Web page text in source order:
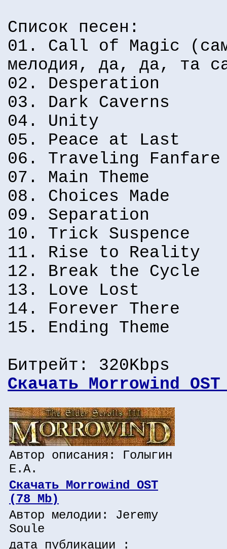
Список песен:
01. Call of Magic
мелодия, да, да, та
02. Desperation
03. Dark Caverns
04. Unity
05. Peace at Last
06. Traveling Fanfare
07. Main Theme
08. Choices Made
09. Separation
10. Trick Suspence
11. Rise to Reality
12. Break the Cycle
13. Love Lost
14. Forever There
15. Ending Theme
Битрейт: 320Kbps
Скачать Morrowind
Автор описания: Голыгин
Е.А.
Скачать Morrowind OST
(78 Mb)
Автор мелодии: Jeremy
Soule
дата публикации :